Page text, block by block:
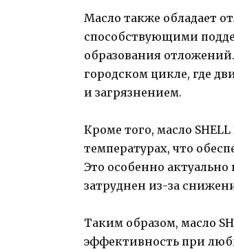
Масло также обладает
способствующими
образования
городском цикле, где
и загрязнением.
Кроме того, масло
температурах, что
Это особенно
затруднен из-за
Таким образом, масло
эффективность при